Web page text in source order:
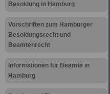
Besoldung in Hamburg
Vorschriften zum Hamburger
Besoldungsrecht und
Beamtenrecht
Informationen für Beamte in
Hamburg